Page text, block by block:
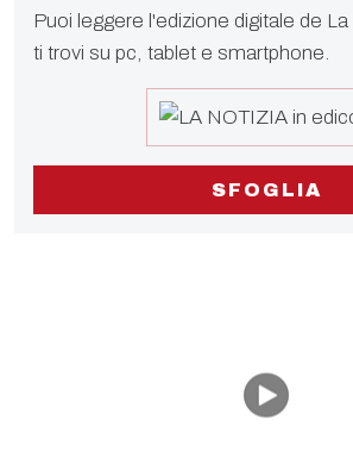
Puoi leggere l'edizione digitale de
ti trovi su pc, tablet e smartphone.
SFOGLIA